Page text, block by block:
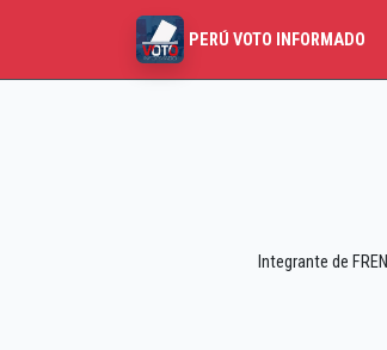
PERÚ VOTO INFORMADO
Integrante de